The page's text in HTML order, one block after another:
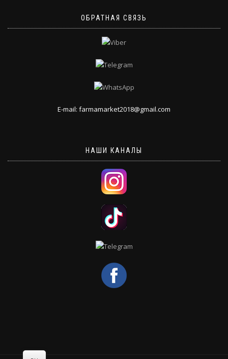
ОБРАТНАЯ СВЯЗЬ
E-mail: farmamarket2018@gmail.com
НАШИ КАНАЛЫ